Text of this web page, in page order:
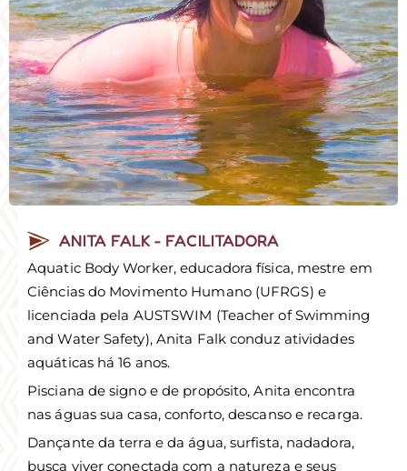
ANITA FALK - FACILITADORA
Aquatic Body Worker, educadora física, mestre em
Ciências do Movimento Humano (UFRGS) e
licenciada pela AUSTSWIM (Teacher of Swimming
and Water Safety), Anita Falk conduz atividades
aquáticas há 16 anos.
Pisciana de signo e de propósito, Anita encontra
nas águas sua casa, conforto, descanso e recarga.
Dançante da terra e da água, surfista, nadadora,
busca viver conectada com a natureza e seus